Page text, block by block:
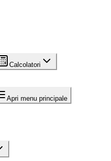
Calcolatori
Apri menu principale